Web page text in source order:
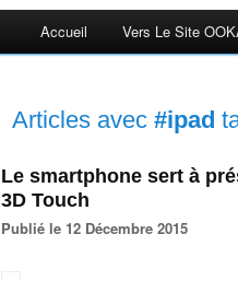
Accueil Vers Le Site
Articles avec #ipad
Le smartphone sert à
3D Touch
Publié le 12 Décembre 2015